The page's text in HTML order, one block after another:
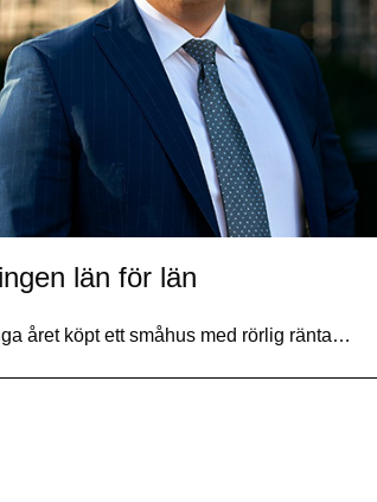
län för län
året köpt ett småhus med rörlig ränta…